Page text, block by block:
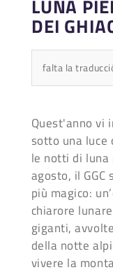
LUNA
DEI
falta la
Quest'anno vi
sotto una luce
le notti di luna
agosto, il
più magico:
chiarore
giganti,
della notte
vivere la